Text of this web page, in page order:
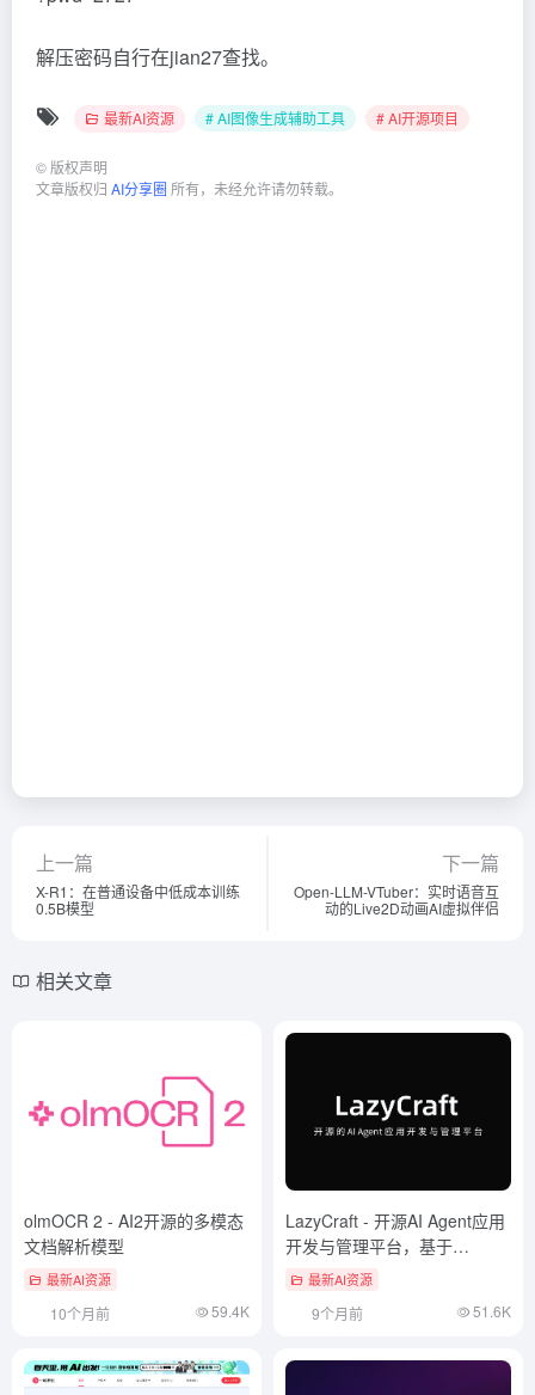
解压密码自行在jian27查找。
最新AI资源 # AI图像生成辅助工具 # AI开源项目
© 版权声明
文章版权归 AI分享圈 所有，未经允许请勿转载。
上一篇
X-R1：在普通设备中低成本训练
0.5B模型
下一篇
Open-LLM-VTuber：实时语音互
动的Live2D动画AI虚拟伴侣
相关文章
olmOCR 2 - AI2开源的多模态
文档解析模型
最新AI资源
10个月前 59.4K
LazyCraft - 开源AI Agent应用
开发与管理平台，基于
LazyLLM构建
最新AI资源
9个月前 51.6K